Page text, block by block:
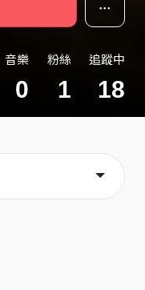
音樂
0
粉絲
1
追蹤中
18